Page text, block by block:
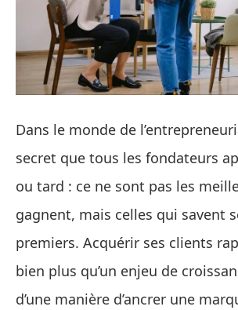
Dans le monde de
secret que tous les fondateurs
ou tard : ce ne sont pas les
gagnent, mais celles qui savent
premiers. Acquérir ses clients
bien plus qu’un enjeu de
d’une manière d’ancrer une